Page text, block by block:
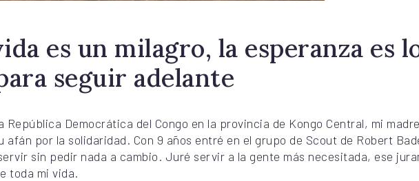
es un milagro, la esperanza es
seguir adelante
República Democrática del Congo en la provincia de Kongo Central, mi
afán por la solidaridad. Con 9 años entré en el grupo de Scout de Robert
sin pedir nada a cambio. Juré servir a la gente más necesitada, ese
toda mi vida.